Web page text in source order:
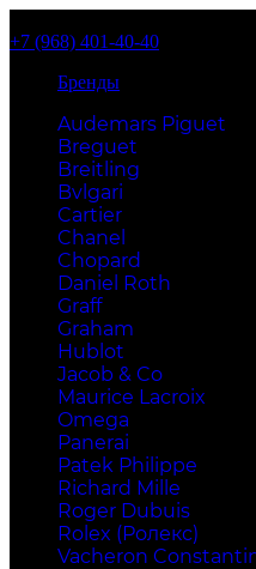
+7 (968) 401-40-40
Бренды
Audemars Piguet
Breguet
Breitling
Bvlgari
Cartier
Chanel
Chopard
Daniel Roth
Graff
Graham
Hublot
Jacob & Co
Maurice Lacroix
Omega
Panerai
Patek Philippe
Richard Mille
Roger Dubuis
Rolex (Ролекс)
Vacheron